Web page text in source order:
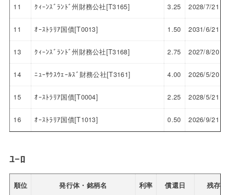
11 ｸｨｰﾝｽﾞﾗﾝﾄﾞ州財務公社[T3165] 3.25 2028/7/21
11 ｵｰｽﾄﾗﾘｱ国債[T0013] 1.50 2031/6/21
13 ｸｨｰﾝｽﾞﾗﾝﾄﾞ州財務公社[T3168] 2.75 2027/8/20
14 ﾆｭｰｻｳｽｳｪｰﾙｽﾞ財務公社[T3161] 4.00 2026/5/20
15 ｵｰｽﾄﾗﾘｱ国債[T0004] 2.25 2028/5/21
16 ｵｰｽﾄﾗﾘｱ国債[T1013] 0.50 2026/9/21
ﾕｰﾛ
順位 発行体・銘柄名 利率 償還日 残存